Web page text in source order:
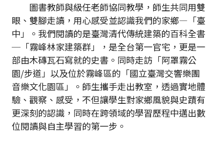
圖書教師與級任老師協同教學，師生共同用雙
眼、雙腳走讀，用心感受並認識我們的家鄉—「臺
中」。我們閱讀的是臺灣清代傳統建築的百科全書
─「霧峰林家建築群」，是全台第一官宅，更是一
部由木磚瓦石寫就的史書。同時走訪「阿罩霧公
園/步道」以及位於霧峰區的「國立臺灣交響樂團
音樂文化園區」。師生攜手走出教室，透過實地體
驗、觀察、感受，不但讓學生對家鄉風貌與史蹟有
更深刻的認識，同時在跨領域的學習歷程中邁出數
位閱讀與自主學習的第一步。